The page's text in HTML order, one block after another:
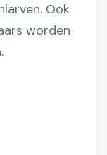
Ook
worden